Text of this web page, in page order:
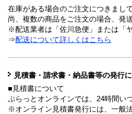
在庫がある場合のご注文につきまし
尚、複数の商品をご注文の場合、発
※配送業者は「佐川急便」または「
⇒配送について詳しくはこちら
見積書・請求書・納品書等の発行
■見積書について
ぷらっとオンラインでは、24時間い
※オンライン見積書発行には、一般